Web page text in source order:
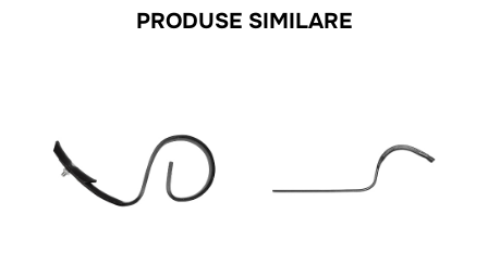
PRODUSE SIMILARE